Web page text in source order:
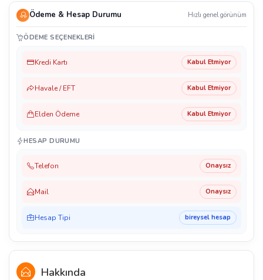
Ödeme & Hesap Durumu Hızlı genel görünüm
ÖDEME SEÇENEKLERI
Kredi Kartı Kabul Etmiyor
Havale / EFT Kabul Etmiyor
Elden Ödeme Kabul Etmiyor
HESAP DURUMU
Telefon Onaysız
Mail Onaysız
Hesap Tipi bireysel hesap
Hakkında